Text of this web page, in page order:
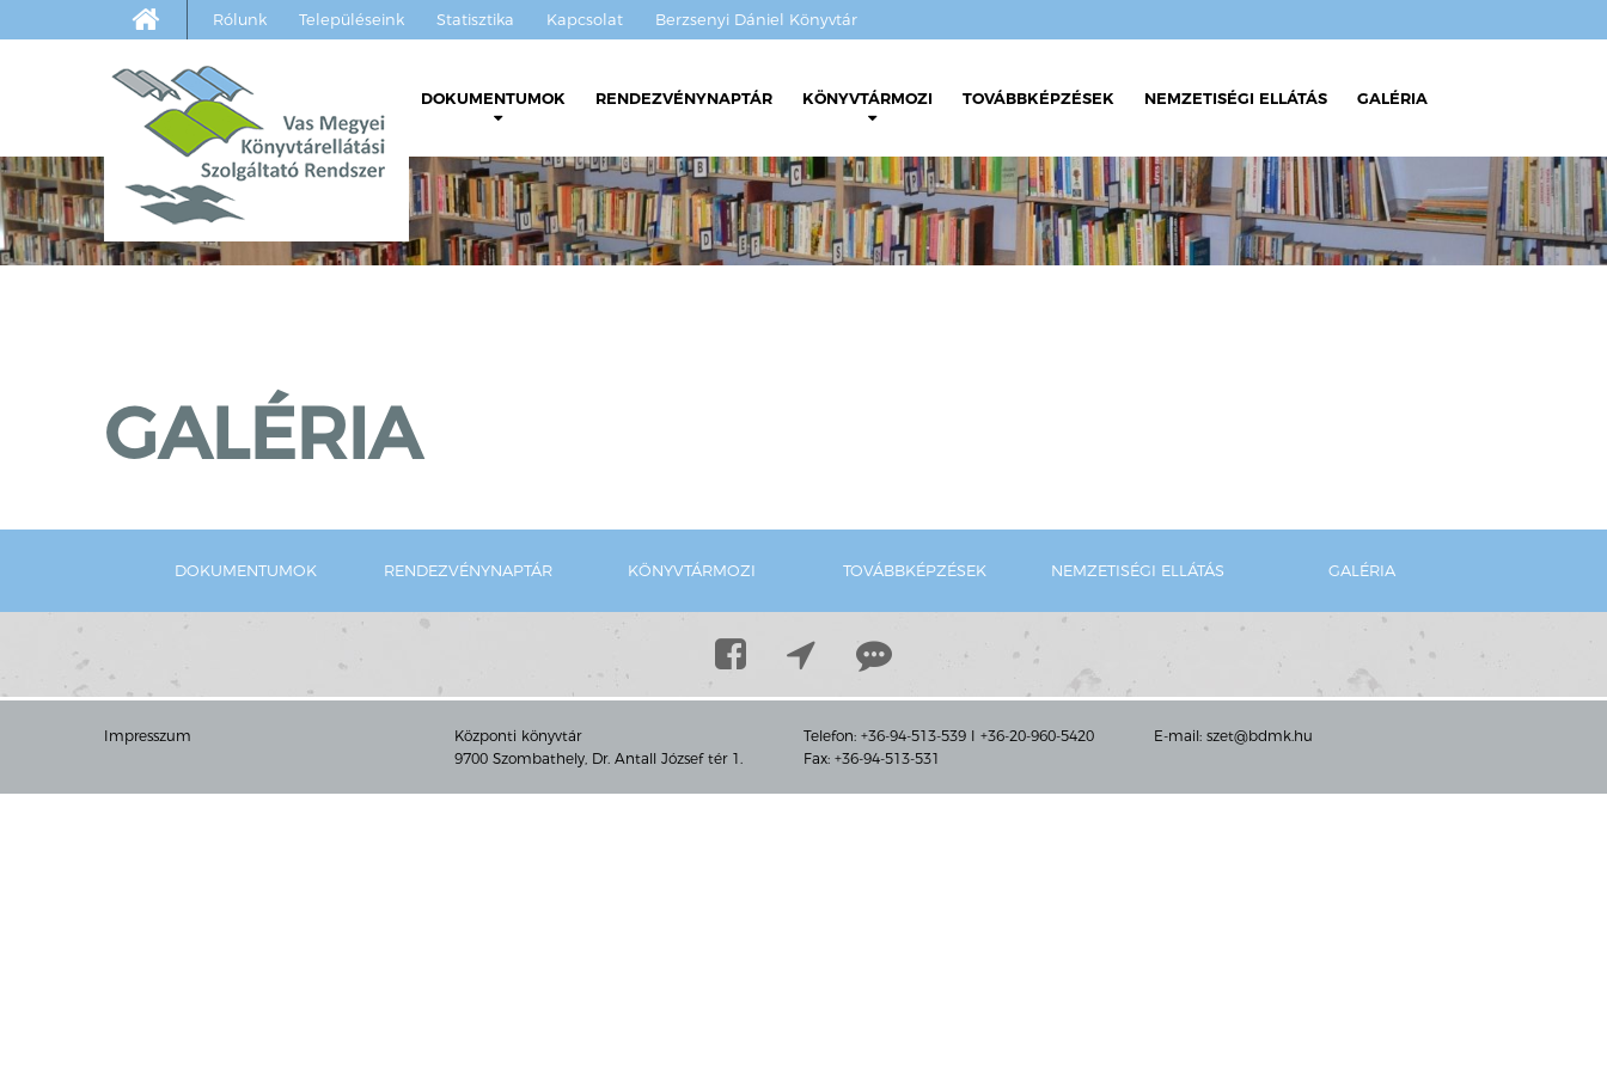
Rólunk Településeink Statisztika Kapcsolat Berzsenyi Dániel Könyvtár
DOKUMENTUMOK
Jelenléti ívek
Közérdekű dokumentumaink
Könyvtári programajánló
RENDEZVÉNYNAPTÁR KÖNYVTÁRMOZI
KönyvtárMozi beszámoló 2025
KönyvtárMozi beszámoló 2024
TOVÁBBKÉPZÉSEK NEMZETISÉGI ELLÁTÁS GALÉRIA
GALÉRIA
DOKUMENTUMOK RENDEZVÉNYNAPTÁR KÖNYVTÁRMOZI TOVÁBBKÉPZÉSEK NEMZETISÉGI ELLÁTÁS GALÉRIA
Impresszum
Központi könyvtár
9700 Szombathely, Dr. Antall József tér 1.
Telefon: +36-94-513-539 I +36-20-960-5420
Fax: +36-94-513-531
E-mail: szet@bdmk.hu